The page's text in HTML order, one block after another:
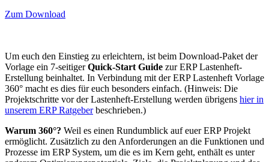
Zum Download
Um euch den Einstieg zu erleichtern, ist beim Download-Paket der
Vorlage ein 7-seitigerQuick-Start Guide zur ERP Lastenheft-
Erstellung beinhaltet. In Verbindung mit der ERP Lastenheft Vorlage
360° macht es dies für euch besonders einfach. (Hinweis: Die
Projektschritte vor der Lastenheft-Erstellung werden übrigens hier in
unserem ERP Ratgeberbeschrieben.)
Warum 360°? Weil es einen Rundumblick auf euer ERP Projekt
ermöglicht. Zusätzlich zu den Anforderungen an die Funktionen und
Prozesse im ERP System, um die es im Kern geht, enthält es unter